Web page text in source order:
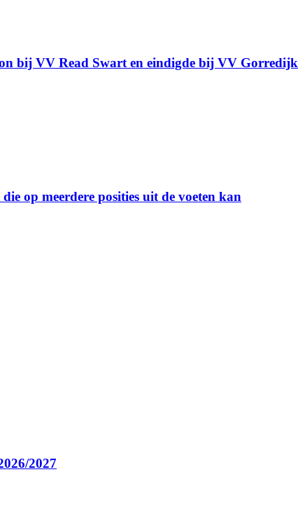
bij VV Read Swart en eindigde bij VV Gorredijk
op meerdere posities uit de voeten kan
2027